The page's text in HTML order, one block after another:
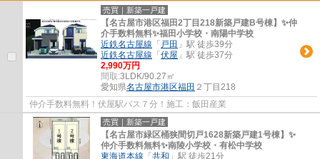
売買｜新築一戸建
【名古屋市港区福田2丁目218新築戸建B号棟】✨️仲
介手数料無料✨️福田小学校・南陽中学校
近鉄名古屋線 「 戸田 」駅 徒歩39分
近鉄名古屋線 「 伏屋 」駅 徒歩37分
2,990万円
間取:3LDK/90.27㎡
愛知県名古屋市港区福田 ２丁目218
仲介手数料無料！伏屋駅バス７分！施工：飯田産業
売買｜新築一戸建
【名古屋市緑区桶狭間切戸1628新築戸建1号棟】✨️
仲介手数料無料✨️南陵小学校・有松中学校
東海道本線 「 共和 」駅 徒歩21分